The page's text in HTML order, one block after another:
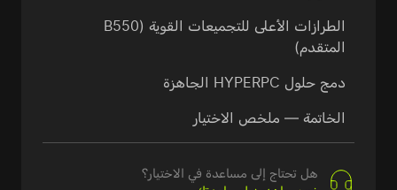
الطرازات الأعلى للتجميعات القوية (B550
المتقدم)
دمج حلول HYPERPC الجاهزة
الخاتمة — ملخص الاختيار
هل تحتاج إلى مساعدة في الاختيار؟